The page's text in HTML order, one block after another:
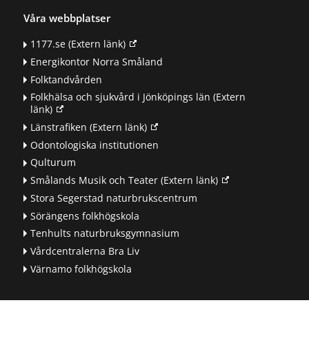
Våra webbplatser
1177.se(Extern länk)
Energikontor Norra Småland
Folktandvården
Folkhälsa och sjukvård i Jönköpings län (Extern
länk)
Länstrafiken (Extern länk)
Odontologiska institutionen
Qulturum
Smålands Musik och Teater(Extern länk)
Stora Segerstad naturbrukscentrum
Sörängens folkhögskola
Tenhults naturbruksgymnasium
Vårdcentralerna Bra Liv
Värnamo folkhögskola